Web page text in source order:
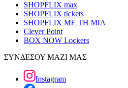
SHOPFLIX max
SHOPFLIX tickets
SHOPFLIX ΜΕ ΤΗ ΜΙΑ
Clever Point
BOX NOW Lockers
ΣΥΝΔΕΣΟΥ ΜΑΖΙ ΜΑΣ
Instagram